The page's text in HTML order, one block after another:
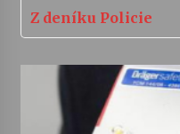
Z deníku Policie